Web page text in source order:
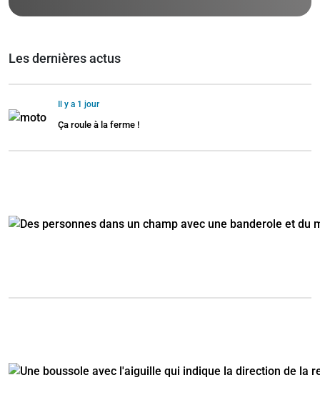
Les dernières actus
Il y a 1 jour
Ça roule à la ferme !